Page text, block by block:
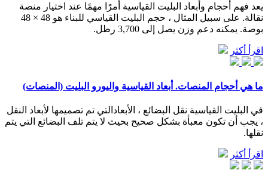
يعد فهم أحجام وأبعاد البليت القياسية أمرًا مهمًا عند اختيار منصة
نقالة. على سبيل المثال ، حجم البليت القياسي للبناء هو 48 × 48
بوصة. يمكنه دعم وزن يصل إلى 3,700 رطل.
اقرأ أكثر
ما هي أحجام المنصات. أبعاد القياسية واليورو البليت (المنصات)
في البليت القياسية نقل البضائع ، الأبعادالتي تم تصميمها لأبعاد النقل
، يجب أن تكون معبأة بشكل صحيح بحيث لا يتم تلف البضائع التي يتم
نقلها.
اقرأ أكثر